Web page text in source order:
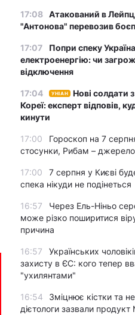
17:08 Атакований в
"Антонова" перевозив
17:07
Попри спеку
електроенергію: чи
відключення
17:04 УНІАН
Нові солдати з
Кореї: експерт відповів,
кинути
17:00
Гороскоп на 7
стосунки, Рибам –
17:00
7 серпня у Києві
спека нікуди не подінеться
16:57
Через Ель-Ніньо
може різко поширитися
причина
16:57
Українських
захисту в ЄС: кого тепер
"ухилянтами"
16:54
Зміцнює кістки та
дієтологи зазвали